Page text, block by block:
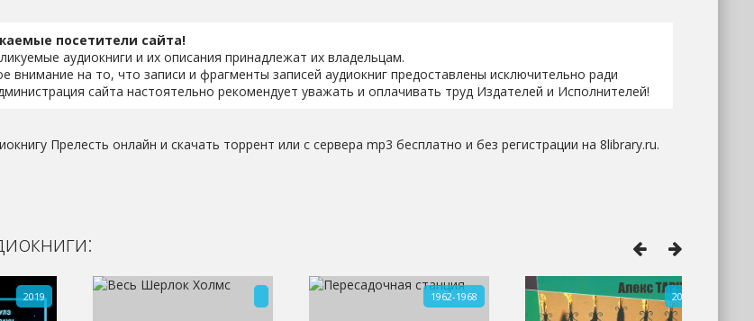
посетители сайта!
аудиокниги и их описания принадлежат их владельцам.
на то, что записи и фрагменты записей аудиокниг предоставлены исключительно ради
сайта настоятельно рекомендует уважать и оплачивать труд Издателей и Исполнителей!
Прелесть онлайн и скачать торрент или с сервера mp3 бесплатно и без регистрации на 8library.ru.
2019 1962-1968 2005